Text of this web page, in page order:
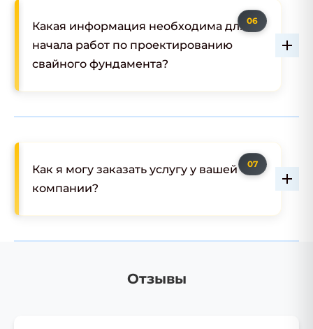
Какая информация необходима для
начала работ по проектированию
свайного фундамента?
Как я могу заказать услугу у вашей
компании?
Отзывы